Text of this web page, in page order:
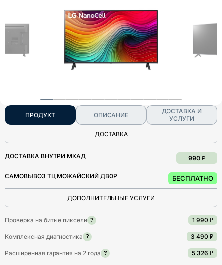
ПРОДУКТ ОПИСАНИЕ
ДОСТАВКА И
УСЛУГИ
ДОСТАВКА
ДОСТАВКА ВНУТРИ МКАД 990 ₽
САМОВЫВОЗ ТЦ МОЖАЙСКИЙ ДВОР БЕСПЛАТНО
ДОПОЛНИТЕЛЬНЫЕ УСЛУГИ
Проверка на битые пиксели ? 1 990 ₽
Комплексная диагностика ? 3 490 ₽
Расширенная гарантия на 2 года ? 5 326 ₽